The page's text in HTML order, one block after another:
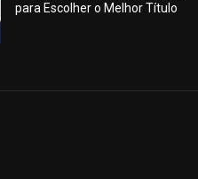
para Escolher o Melhor Título